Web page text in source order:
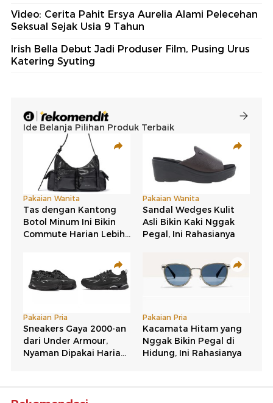
Video: Cerita Pahit Ersya Aurelia Alami Pelecehan
Seksual Sejak Usia 9 Tahun
Irish Bella Debut Jadi Produser Film, Pusing Urus
Katering Syuting